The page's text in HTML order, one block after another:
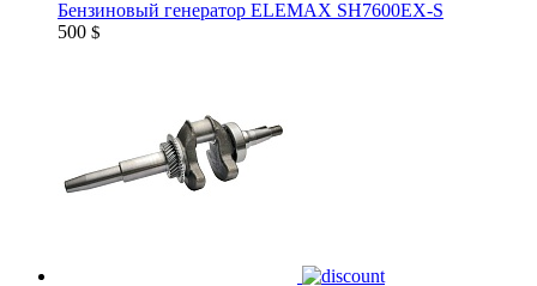
Бензиновый генератор ELEMAX SH7600EX-S
500 $